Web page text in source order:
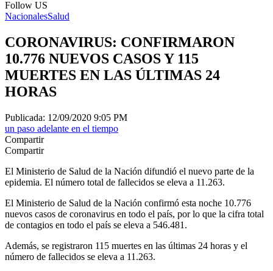
Follow US
NacionalesSalud
CORONAVIRUS: CONFIRMARON
10.776 NUEVOS CASOS Y 115
MUERTES EN LAS ÚLTIMAS 24
HORAS
Publicada: 12/09/2020 9:05 PM
un paso adelante en el tiempo
Compartir
Compartir
El Ministerio de Salud de la Nación difundió el nuevo parte de la
epidemia. El número total de fallecidos se eleva a 11.263.
El Ministerio de Salud de la Nación confirmó esta noche 10.776
nuevos casos de coronavirus en todo el país, por lo que la cifra total
de contagios en todo el país se eleva a 546.481.
Además, se registraron 115 muertes en las últimas 24 horas y el
número de fallecidos se eleva a 11.263.